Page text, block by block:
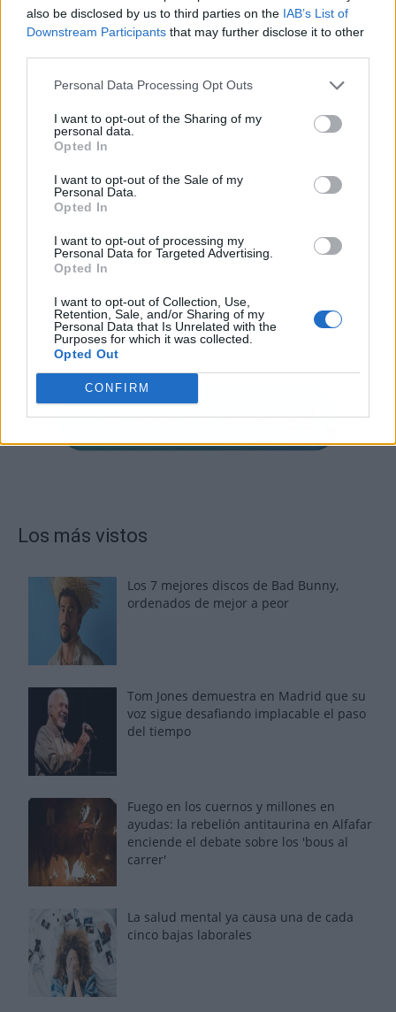
also be disclosed by us to third parties on the IAB’s List of
Downstream Participants that may further disclose it to other
Personal Data Processing Opt Outs
I want to opt-out of the Sharing of my
personal data.
Opted In
I want to opt-out of the Sale of my
Personal Data.
Opted In
I want to opt-out of processing my
Personal Data for Targeted Advertising.
Opted In
I want to opt-out of Collection, Use,
Retention, Sale, and/or Sharing of my
Personal Data that Is Unrelated with the
Purposes for which it was collected.
Opted Out
CONFIRM
Los más vistos
Los 7 mejores discos de Bad Bunny,
ordenados de mejor a peor
Tom Jones demuestra en Madrid que su
voz sigue desafiando implacable el paso
del tiempo
Fuego en los cuernos y millones en
ayudas: la rebelión antitaurina en Alfafar
enciende el debate sobre los 'bous al
carrer'
La salud mental ya causa una de cada
cinco bajas laborales